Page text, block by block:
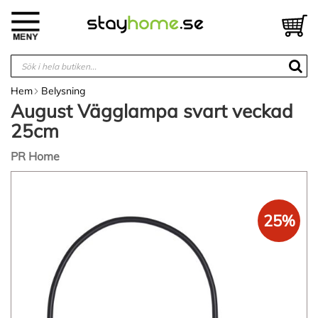
innehållet
Hem Belysning
August Vägglampa svart veckad
25cm
PR Home
25%